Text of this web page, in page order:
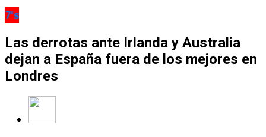
7's
Las derrotas ante Irlanda y Australia
dejan a España fuera de los mejores en
Londres